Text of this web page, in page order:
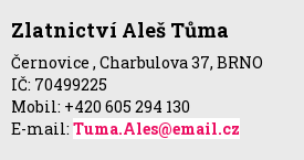
Zlatnictví Aleš Tůma
Černovice , Charbulova 37, BRNO
IČ: 70499225
Mobil: +420 605 294 130
E-mail: Tuma.Ales@email.cz